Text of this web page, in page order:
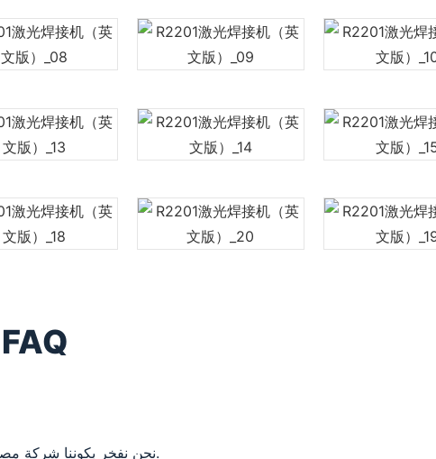
FAQ
نحن نفخر بكوننا شركة مصنعة ذات خبرة في تصنيع آلات إصلاح عالية الجودة للأجهزة المحمولة.